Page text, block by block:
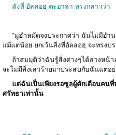
ดังที่ อัลลอฮฺ ตะอาลา ทรงกล่าวว่า
"มูฮำหมัดจงประกาศว่า ฉันไม่มีอำ
แม้แต่น้อย ยกเว้นสิ่งที่อัลลอฮฺ จะทรงป
ถ้าสมมุติว่าฉันรู้สิ่งต่างๆได้ล่วงหน้า
จะไม่มีสิ่งเลวร้ายมาประสบกับฉันแต่อย่
แต่ฉันเป็นเพียงรอซูลผู้ตักเตือนคน
ศรัทธาเท่านั้น